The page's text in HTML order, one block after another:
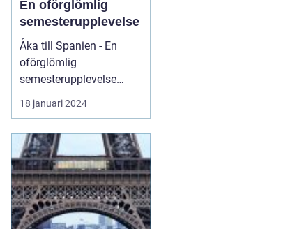
En oförglömlig
semesterupplevelse
Åka till Spanien - En
oförglömlig
semesterupplevelse
Spanien är ett land som
lockar miljontals
världen varje år. Med
sina fantastiska
stränder, rika kultur,
sprudlande nattliv och
härliga kök, är Spanien
18 januari 2024